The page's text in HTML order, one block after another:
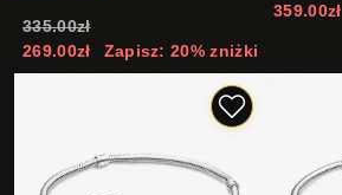
335.00zł
269.00zł
Zapisz: 20% zniżki
359.00zł